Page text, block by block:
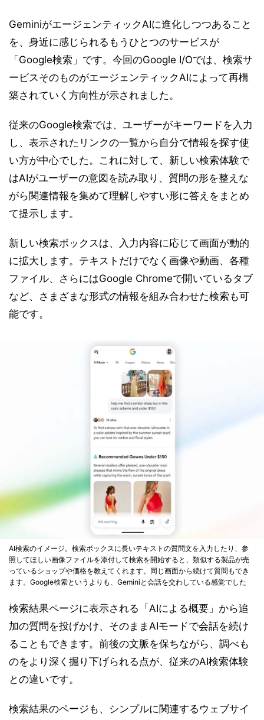
GeminiがエージェンティックAIに進化しつつあること
を、身近に感じられるもうひとつのサービスが
「Google検索」です。今回のGoogle I/Oでは、検索サ
ービスそのものがエージェンティックAIによって再構
築されていく方向性が示されました。
従来のGoogle検索では、ユーザーがキーワードを入力
し、表示されたリンクの一覧から自分で情報を探す使
い方が中心でした。これに対して、新しい検索体験で
はAIがユーザーの意図を読み取り、質問の形を整えな
がら関連情報を集めて理解しやすい形に答えをまとめ
て提示します。
新しい検索ボックスは、入力内容に応じて画面が動的
に拡大します。テキストだけでなく画像や動画、各種
ファイル、さらにはGoogle Chromeで開いているタブ
など、さまざまな形式の情報を組み合わせた検索も可
能です。
AI検索のイメージ。検索ボックスに長いテキストの質問文を入力したり、参
照してほしい画像ファイルを添付して検索を開始すると、類似する製品が売
っているショップや価格を教えてくれます。同じ画面から続けて質問もでき
ます。Google検索というよりも、Geminiと会話を交わしている感覚でした
検索結果ページに表示される「AIによる概要」から追
加の質問を投げかけ、そのままAIモードで会話を続け
ることもできます。前後の文脈を保ちながら、調べも
のをより深く掘り下げられる点が、従来のAI検索体験
との違いです。
検索結果のページも、シンプルに関連するウェブサイ